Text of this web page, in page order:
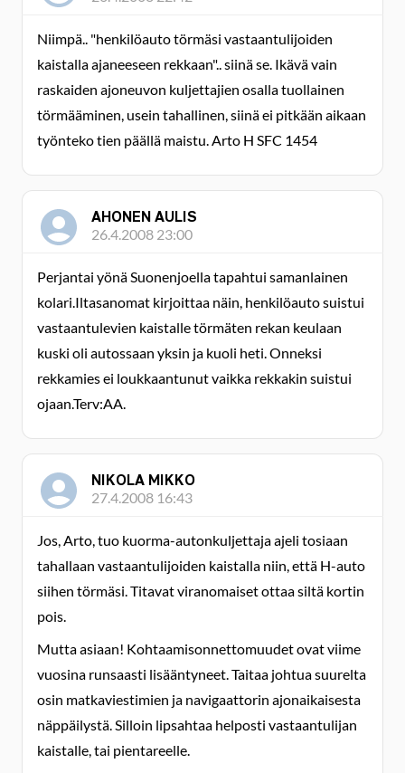
Niimpä.. "henkilöauto törmäsi vastaantulijoiden
kaistalla ajaneeseen rekkaan".. siinä se. Ikävä vain
raskaiden ajoneuvon kuljettajien osalla tuollainen
törmääminen, usein tahallinen, siinä ei pitkään aikaan
työnteko tien päällä maistu. Arto H SFC 1454
AHONEN AULIS
26.4.2008 23:00
Perjantai yönä Suonenjoella tapahtui samanlainen
kolari.Iltasanomat kirjoittaa näin, henkilöauto suistui
vastaantulevien kaistalle törmäten rekan keulaan
kuski oli autossaan yksin ja kuoli heti. Onneksi
rekkamies ei loukkaantunut vaikka rekkakin suistui
ojaan.Terv:AA.
NIKOLA MIKKO
27.4.2008 16:43
Jos, Arto, tuo kuorma-autonkuljettaja ajeli tosiaan
tahallaan vastaantulijoiden kaistalla niin, että H-auto
siihen törmäsi. Titavat viranomaiset ottaa siltä kortin
pois.
Mutta asiaan! Kohtaamisonnettomuudet ovat viime
vuosina runsaasti lisääntyneet. Taitaa johtua suurelta
osin matkaviestimien ja navigaattorin ajonaikaisesta
näppäilystä. Silloin lipsahtaa helposti vastaantulijan
kaistalle, tai pientareelle.